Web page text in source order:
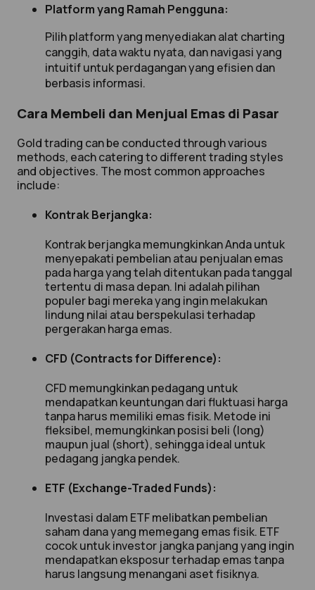
Platform yang Ramah Pengguna:
Pilih platform yang menyediakan alat charting
canggih, data waktu nyata, dan navigasi yang
intuitif untuk perdagangan yang efisien dan
berbasis informasi.
Cara Membeli dan Menjual Emas di Pasar
Gold trading can be conducted through various
methods, each catering to different trading styles
and objectives. The most common approaches
include:
Kontrak Berjangka:
Kontrak berjangka memungkinkan Anda untuk
menyepakati pembelian atau penjualan emas
pada harga yang telah ditentukan pada tanggal
tertentu di masa depan. Ini adalah pilihan
populer bagi mereka yang ingin melakukan
lindung nilai atau berspekulasi terhadap
pergerakan harga emas.
CFD (Contracts for Difference):
CFD memungkinkan pedagang untuk
mendapatkan keuntungan dari fluktuasi harga
tanpa harus memiliki emas fisik. Metode ini
fleksibel, memungkinkan posisi beli (long)
maupun jual (short), sehingga ideal untuk
pedagang jangka pendek.
ETF (Exchange-Traded Funds):
Investasi dalam ETF melibatkan pembelian
saham dana yang memegang emas fisik. ETF
cocok untuk investor jangka panjang yang ingin
mendapatkan eksposur terhadap emas tanpa
harus langsung menangani aset fisiknya.